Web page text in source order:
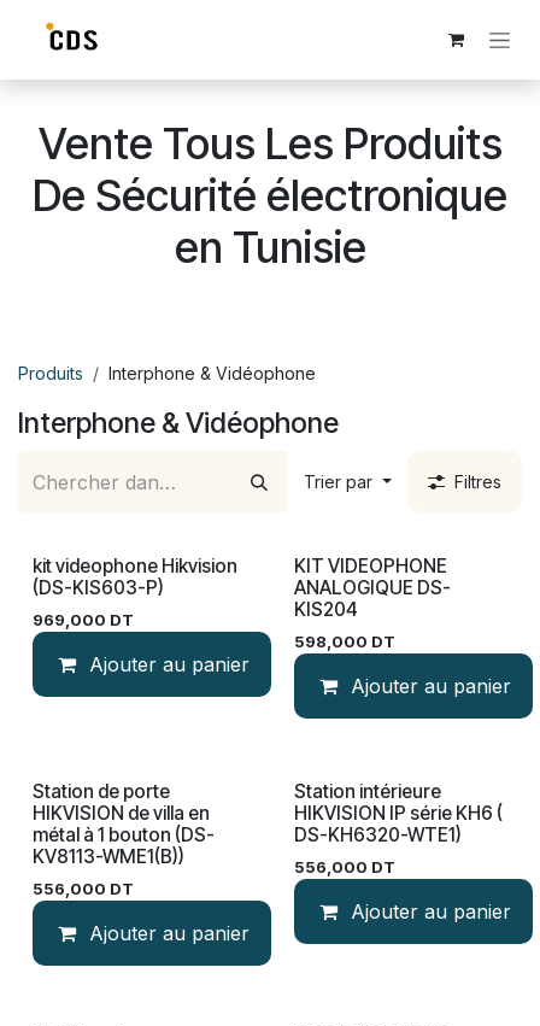
Vente Tous Les Produits
De Sécurité électronique
en Tunisie
Produits Interphone & Vidéophone
Interphone & Vidéophone
Trier par Filtres
kit videophone Hikvision
(DS-KIS603-P)
969,000 DT
Ajouter au panier
KIT VIDEOPHONE
ANALOGIQUE DS-
KIS204
598,000 DT
Ajouter au panier
Station de porte
HIKVISION de villa en
métal à 1 bouton (DS-
KV8113-WME1(B))
556,000 DT
Ajouter au panier
Station intérieure
HIKVISION IP série KH6 (
DS-KH6320-WTE1)
556,000 DT
Ajouter au panier